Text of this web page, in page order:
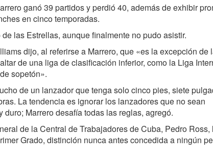
ganó 39 partidos y perdió 40, además de exhibir
en cinco temporadas.
las Estrellas, aunque finalmente no pudo asistir.
dijo, al referirse a Marrero, que «es la excepción de
de una liga de clasificación inferior, como la Liga
sopetón».
de un lanzador que tenga solo cinco pies, siete
La tendencia es ignorar los lanzadores que no sean
Marrero desafía todas las reglas, agregó.
de la Central de Trabajadores de Cuba, Pedro Ross,
Grado, distinción nunca antes concedida a ningún